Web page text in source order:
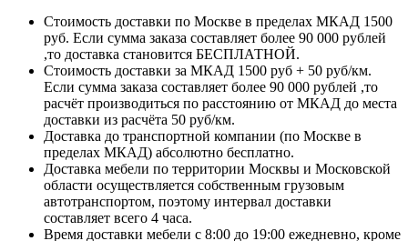
Стоимость доставки по Москве в пределах МКАД 1500
руб. Если сумма заказа составляет более 90 000 рублей
,то доставка становится БЕСПЛАТНОЙ.
Стоимость доставки за МКАД 1500 руб + 50 руб/км.
Если сумма заказа составляет более 90 000 рублей ,то
расчёт производиться по расстоянию от МКАД до места
доставки из расчёта 50 руб/км.
Доставка до транспортной компании (по Москве в
пределах МКАД) абсолютно бесплатно.
Доставка мебели по территории Москвы и Московской
области осуществляется собственным грузовым
автотранспортом, поэтому интервал доставки
составляет всего 4 часа.
Время доставки мебели с 8:00 до 19:00 ежедневно, кроме